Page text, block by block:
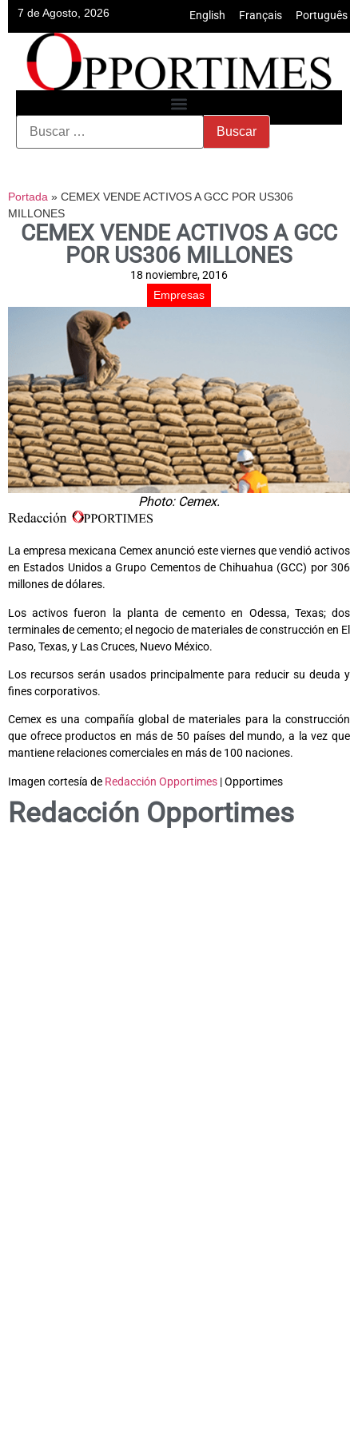
7 de Agosto, 2026 English Français Português
Portada » CEMEX VENDE ACTIVOS A GCC POR US306
MILLONES
CEMEX VENDE ACTIVOS A GCC
POR US306 MILLONES
18 noviembre, 2016
Empresas
Photo: Cemex.
La empresa mexicana Cemex anunció este viernes que vendió activos
en Estados Unidos a Grupo Cementos de Chihuahua (GCC) por 306
millones de dólares.
Los activos fueron la planta de cemento en Odessa, Texas; dos
terminales de cemento; el negocio de materiales de construcción en El
Paso, Texas, y Las Cruces, Nuevo México.
Los recursos serán usados principalmente para reducir su deuda y
fines corporativos.
Cemex es una compañía global de materiales para la construcción
que ofrece productos en más de 50 países del mundo, a la vez que
mantiene relaciones comerciales en más de 100 naciones.
Imagen cortesía de Redacción Opportimes | Opportimes
Redacción Opportimes